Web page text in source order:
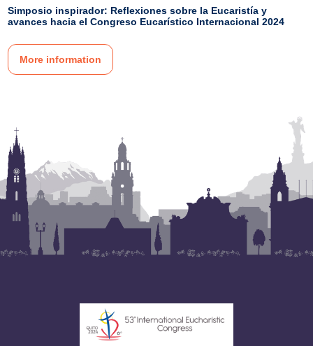
Simposio inspirador: Reflexiones sobre la Eucaristía y
avances hacia el Congreso Eucarístico Internacional 2024
More information